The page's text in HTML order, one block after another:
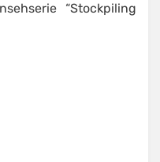
“Stockpiling